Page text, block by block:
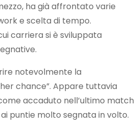
ha già affrontato varie
e scelta di tempo.
carriera si è sviluppata
notevolmente la
chance”. Appare tuttavia
accaduto nell’ultimo match
puntie molto segnata in volto.